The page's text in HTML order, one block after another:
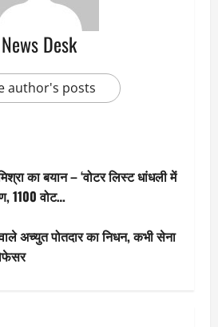
News Desk
author's posts
का बयान – ‘वोटर लिस्ट धांधली में
1100 वोट…
अच्युत पोतदार का निधन, कभी सेना